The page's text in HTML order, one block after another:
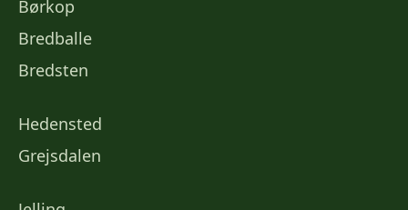
Børkop
Bredballe
Bredsten
Hedensted
Grejsdalen